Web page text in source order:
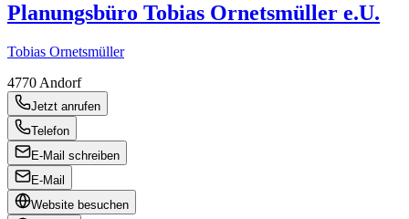
Planungsbüro Tobias Ornetsmüller e.U.
Tobias Ornetsmüller
4770 Andorf
Jetzt anrufen
Telefon
E-Mail schreiben
E-Mail
Website besuchen